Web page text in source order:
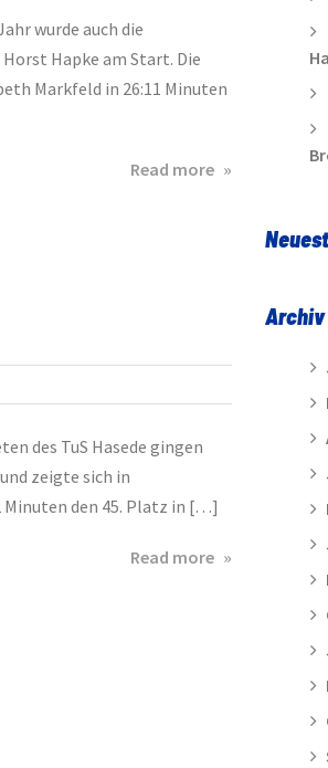
wurde auch die
Hapke am Start. Die
Markfeld in 26:11 Minuten
Read more about
28.05.2011
des TuS Hasede gingen
zeigte sich in
Minuten den 45. Platz in […]
Read more about
Archiv